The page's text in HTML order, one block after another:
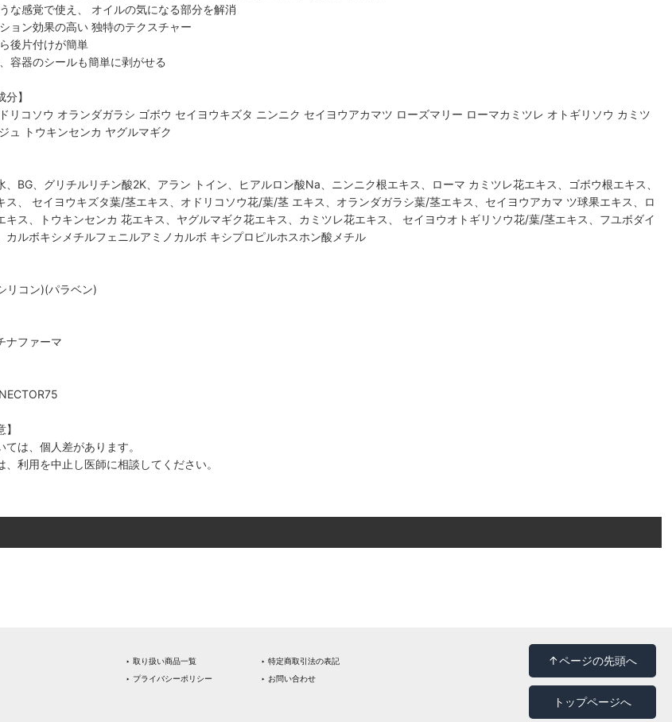
感覚で使え、 オイルの気になる部分を解消
ン効果の高い 独特のテクスチャー
後片付けが簡単
器のシールも簡単に剥がせる
】
リコソウ オランダガラシ ゴボウ セイヨウキズタ ニンニク セイヨウアカマツ ローズマリー ローマカミツレ オトギリソウ カミツ
ュ トウキンセンカ ヤグルマギク
、BG、グリチルリチン酸2K、アラン トイン、ヒアルロン酸Na、ニンニク根エキス、ローマ カミツレ花エキス、ゴボウ根エキス、
ス、 セイヨウキズタ葉/茎エキス、オドリコソウ花/葉/茎 エキス、オランダガラシ葉/茎エキス、セイヨウアカマ ツ球果エキス、ロ
キス、トウキンセンカ 花エキス、ヤグルマギク花エキス、カミツレ花エキス、 セイヨウオトギリソウ花/葉/茎エキス、フユボダイ
カルボキシメチルフェニルアミノカルボ キシプロピルホスホン酸メチル
リコン)(パラベン)
ナファーマ
は、個人差があります。
、利用を中止し医師に相談してください。
↑ページの先頭へ
トップページへ
‣ 取り扱い商品一覧
‣ プライバシーポリシー
‣ 特定商取引法の表記
‣ お問い合わせ